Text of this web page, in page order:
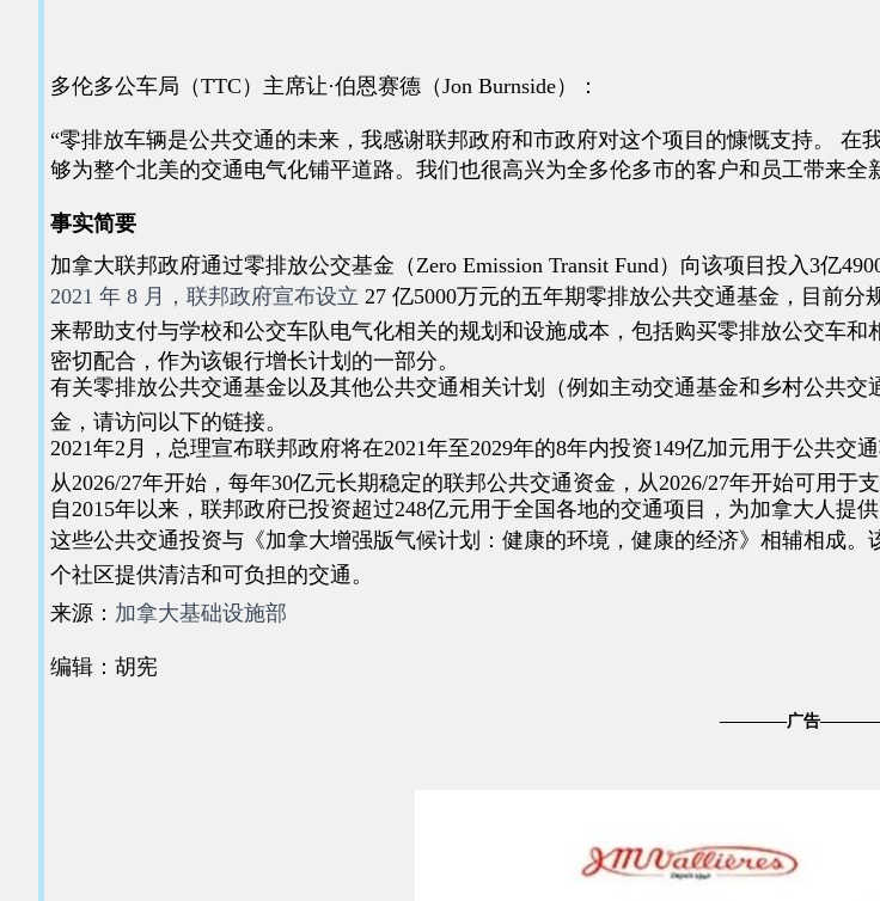
多伦多公车局（TTC）主席让·伯恩赛德（Jon Burnside）：
“零排放车辆是公共交通的未来，我感谢联邦政府和市政府对这个项目的慷慨支持。
够为整个北美的交通电气化铺平道路。我们也很高兴为全多伦多市的客户和员工带来全
事实简要
加拿大联邦政府通过零排放公交基金（Zero Emission Transit Fund）向该项目投入3亿
2021 年 8 月，联邦政府宣布设立 27 亿5000万元的五年期零排放公共交通基金，目前
来帮助支付与学校和公交车队电气化相关的规划和设施成本，包括购买零排放公交车
密切配合，作为该银行增长计划的一部分。
有关零排放公共交通基金以及其他公共交通相关计划（例如主动交通基金和乡村公共
金，请访问以下的链接。
2021年2月，总理宣布联邦政府将在2021年至2029年的8年内投资149亿加元用于公共
从2026/27年开始，每年30亿元长期稳定的联邦公共交通资金，从2026/27年开始可用于
自2015年以来，联邦政府已投资超过248亿元用于全国各地的交通项目，为加拿大人提
这些公共交通投资与《加拿大增强版气候计划：健康的环境，健康的经济》相辅相成
个社区提供清洁和可负担的交通。
来源： 加拿大基础设施部
编辑：胡宪
————广告